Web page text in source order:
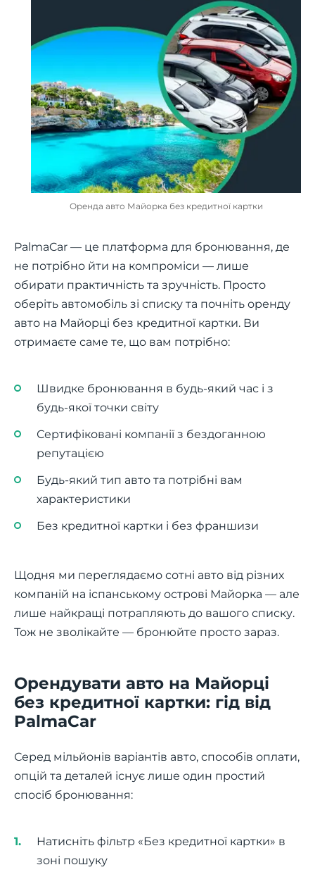
Оренда авто Майорка без кредитної картки
PalmaCar — це платформа для бронювання, де
не потрібно йти на компроміси — лише
обирати практичність та зручність. Просто
оберіть автомобіль зі списку та почніть оренду
авто на Майорці без кредитної картки. Ви
отримаєте саме те, що вам потрібно:
Швидке бронювання в будь-який час і з
будь-якої точки світу
Сертифіковані компанії з бездоганною
репутацією
Будь-який тип авто та потрібні вам
характеристики
Без кредитної картки і без франшизи
Щодня ми переглядаємо сотні авто від різних
компаній на іспанському острові Майорка — але
лише найкращі потрапляють до вашого списку.
Тож не зволікайте — бронюйте просто зараз.
Орендувати авто на Майорці
без кредитної картки: гід від
PalmaCar
Серед мільйонів варіантів авто, способів оплати,
опцій та деталей існує лише один простий
спосіб бронювання:
Натисніть фільтр «Без кредитної картки» в
зоні пошуку